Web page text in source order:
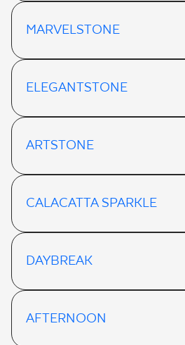
MARVELSTONE
ELEGANTSTONE
ARTSTONE
CALACATTA SPARKLE
DAYBREAK
AFTERNOON